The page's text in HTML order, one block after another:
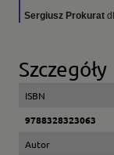
Sergiusz Prokurat
Szczegóły
ISBN
9788328323063
Autor